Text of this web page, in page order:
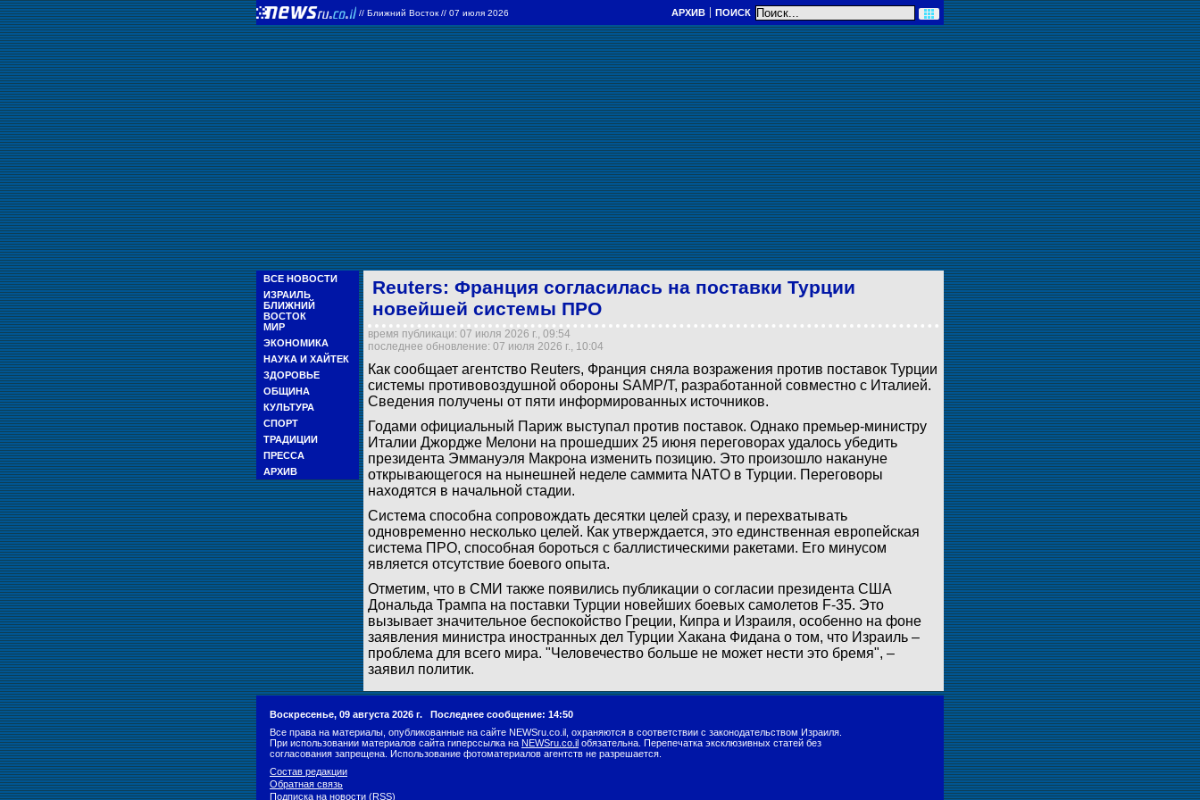
// Ближний Восток // 07 июля 2026 АРХИВ ПОИСК
ВСЕ НОВОСТИ
ИЗРАИЛЬ
БЛИЖНИЙ
ВОСТОК
МИР
ЭКОНОМИКА
НАУКА И ХАЙТЕК
ЗДОРОВЬЕ
ОБЩИНА
КУЛЬТУРА
СПОРТ
ТРАДИЦИИ
ПРЕССА
АРХИВ
Reuters: Франция согласилась на поставки Турции
новейшей системы ПРО
время публикаци: 07 июля 2026 г., 09:54
последнее обновление: 07 июля 2026 г., 10:04
Как сообщает агентство Reuters, Франция сняла возражения против поставок Турции
системы противовоздушной обороны SAMP/T, разработанной совместно с Италией.
Сведения получены от пяти информированных источников.
Годами официальный Париж выступал против поставок. Однако премьер-министру
Италии Джордже Мелони на прошедших 25 июня переговорах удалось убедить
президента Эммануэля Макрона изменить позицию. Это произошло накануне
открывающегося на нынешней неделе саммита NATO в Турции. Переговоры
находятся в начальной стадии.
Система способна сопровождать десятки целей сразу, и перехватывать
одновременно несколько целей. Как утверждается, это единственная европейская
система ПРО, способная бороться с баллистическими ракетами. Его минусом
является отсутствие боевого опыта.
Отметим, что в СМИ также появились публикации о согласии президента США
Дональда Трампа на поставки Турции новейших боевых самолетов F-35. Это
вызывает значительное беспокойство Греции, Кипра и Израиля, особенно на фоне
заявления министра иностранных дел Турции Хакана Фидана о том, что Израиль –
проблема для всего мира. "Человечество больше не может нести это бремя", –
заявил политик.
Воскресенье, 09 августа 2026 г. Последнее сообщение: 14:50
Все права на материалы, опубликованные на сайте NEWSru.co.il, охраняются в соответствии с законодательством Израиля.
При использовании материалов сайта гиперссылка на NEWSru.co.il обязательна. Перепечатка эксклюзивных статей без
согласования запрещена. Использование фотоматериалов агентств не разрешается.
Состав редакции
Обратная связь
Подписка на новости (RSS)